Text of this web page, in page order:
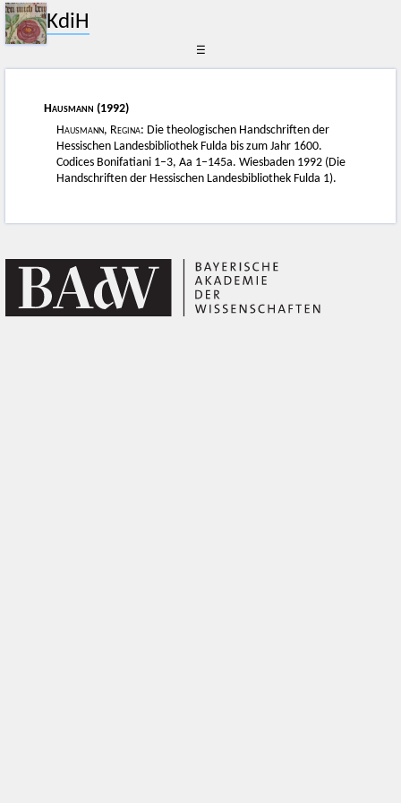
KdiH
☰
Hausmann (1992)
Hausmann, Regina: Die theologischen Handschriften der
Hessischen Landesbibliothek Fulda bis zum Jahr 1600.
Codices Bonifatiani 1–3, Aa 1–145a. Wiesbaden 1992 (Die
Handschriften der Hessischen Landesbibliothek Fulda 1).